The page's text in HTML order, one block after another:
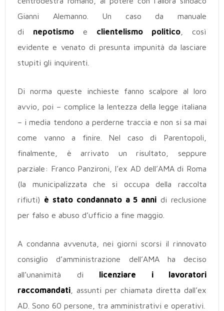
Gianni Alemanno. Un caso da manuale
di nepotismo e clientelismo politico , così
evidente e venato di presunta impunità da lasciare
stupiti gli inquirenti.
Di norma queste inchieste fanno scalpore al loro
avvio, poi – complice la lentezza della legge italiana
– i media tendono a perderne traccia e non si sa mai
come vanno a finire. Nel caso di Parentopoli,
finalmente, è arrivato un risultato, seppure
parziale: Franco Panzironi, l’ex AD dell’AMA di Roma
(la municipalizzata che si occupa della raccolta
rifiuti) è stato condannato a 5 anni di reclusione
per falso e abuso d’ufficio a fine maggio.
A condanna avvenuta, nei giorni scorsi il rinnovato
consiglio d’amministrazione dell’AMA ha deciso
all’unanimità di licenziare i lavoratori
raccomandati , assunti per chiamata diretta dall’ex
AD. Sono 60 persone, tra amministrativi e operativi.